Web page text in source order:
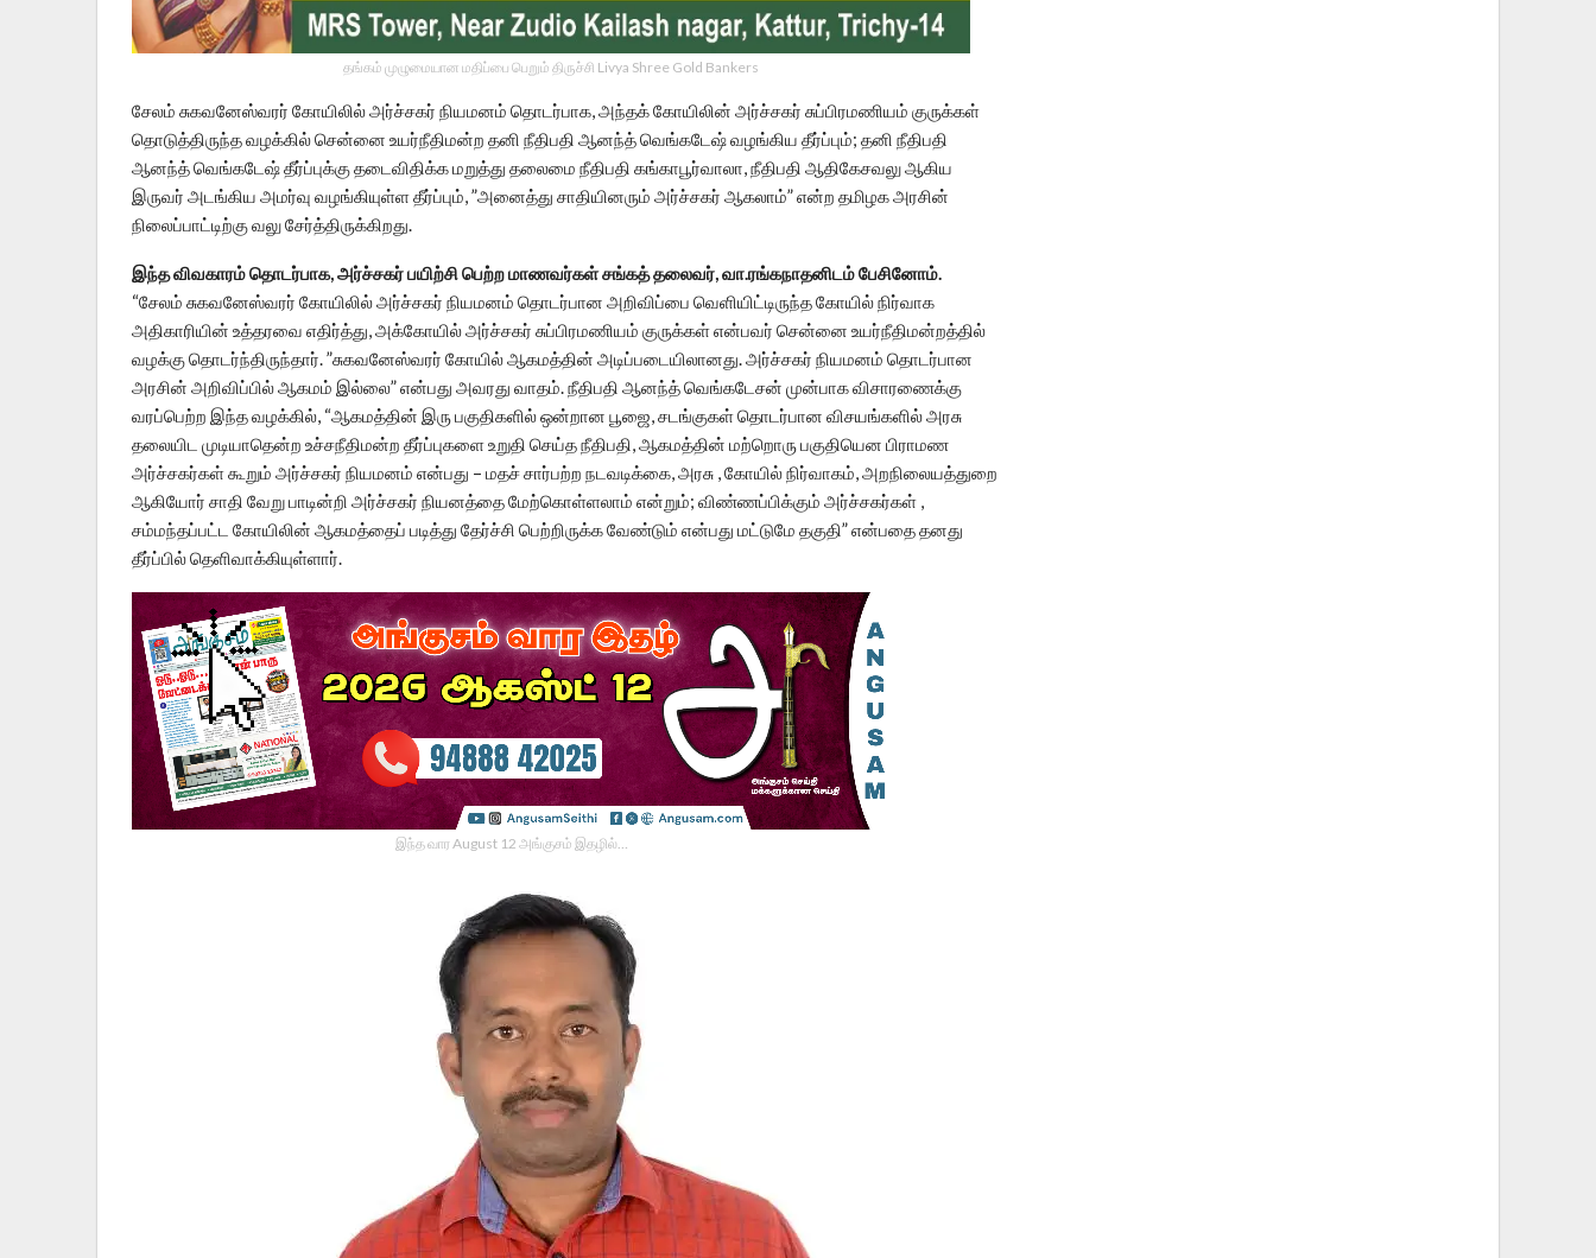
தங்கம் முழுமையான மதிப்பை பெறும் திருச்சி Livya Shree Gold Bankers
சேலம் சுகவனேஸ்வரர் கோயிலில் அர்ச்சகர் நியமனம் தொடர்பாக, அந்தக் கோயிலின் அர்ச்சகர் சுப்பிரமணியம் குருக்கள்
தொடுத்திருந்த வழக்கில் சென்னை உயர்நீதிமன்ற தனி நீதிபதி ஆனந்த் வெங்கடேஷ் வழங்கிய தீர்ப்பும்; தனி நீதிபதி
ஆனந்த் வெங்கடேஷ் தீர்ப்புக்கு தடைவிதிக்க மறுத்து தலைமை நீதிபதி கங்காபூர்வாலா, நீதிபதி ஆதிகேசவலு ஆகிய
இருவர் அடங்கிய அமர்வு வழங்கியுள்ள தீர்ப்பும், ”அனைத்து சாதியினரும் அர்ச்சகர் ஆகலாம்” என்ற தமிழக அரசின்
நிலைப்பாட்டிற்கு வலு சேர்த்திருக்கிறது.
இந்த விவகாரம் தொடர்பாக, அர்ச்சகர் பயிற்சி பெற்ற மாணவர்கள் சங்கத் தலைவர், வா.ரங்கநாதனிடம் பேசினோம்.
“சேலம் சுகவனேஸ்வரர் கோயிலில் அர்ச்சகர் நியமனம் தொடர்பான அறிவிப்பை வெளியிட்டிருந்த கோயில் நிர்வாக
அதிகாரியின் உத்தரவை எதிர்த்து, அக்கோயில் அர்ச்சகர் சுப்பிரமணியம் குருக்கள் என்பவர் சென்னை உயர்நீதிமன்றத்தில்
வழக்கு தொடர்ந்திருந்தார். ”சுகவனேஸ்வரர் கோயில் ஆகமத்தின் அடிப்படையிலானது. அர்ச்சகர் நியமனம் தொடர்பான
அரசின் அறிவிப்பில் ஆகமம் இல்லை” என்பது அவரது வாதம். நீதிபதி ஆனந்த் வெங்கடேசன் முன்பாக விசாரணைக்கு
வரப்பெற்ற இந்த வழக்கில், “ஆகமத்தின் இரு பகுதிகளில் ஒன்றான பூஜை, சடங்குகள் தொடர்பான விசயங்களில் அரசு
தலையிட முடியாதென்ற உச்சநீதிமன்ற தீர்ப்புகளை உறுதி செய்த நீதிபதி, ஆகமத்தின் மற்றொரு பகுதியென பிராமண
அர்ச்சகர்கள் கூறும் அர்ச்சகர் நியமனம் என்பது – மதச் சார்பற்ற நடவடிக்கை, அரசு , கோயில் நிர்வாகம், அறநிலையத்துறை
ஆகியோர் சாதி வேறு பாடின்றி அர்ச்சகர் நியனத்தை மேற்கொள்ளலாம் என்றும்; விண்ணப்பிக்கும் அர்ச்சகர்கள் ,
சம்மந்தப்பட்ட கோயிலின் ஆகமத்தைப் படித்து தேர்ச்சி பெற்றிருக்க வேண்டும் என்பது மட்டுமே தகுதி” என்பதை தனது
தீர்ப்பில் தெளிவாக்கியுள்ளார்.
இந்த வார August 12 அங்குசம் இதழில்…